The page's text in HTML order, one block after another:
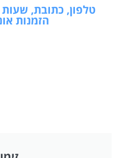
טלפון, כתובת,
הזמנות